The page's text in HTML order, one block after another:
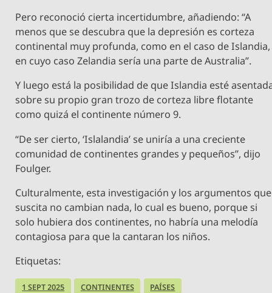
Pero reconoció cierta incertidumbre, añadiendo: “A
menos que se descubra que la depresión es corteza
continental muy profunda, como en el caso de Islandia,
en cuyo caso Zelandia sería una parte de Australia”.
Y luego está la posibilidad de que Islandia esté
sobre su propio gran trozo de corteza libre flotante
como quizá el continente número 9.
“De ser cierto, ‘Islalandia’ se uniría a una creciente
comunidad de continentes grandes y pequeños”, dijo
Foulger.
Culturalmente, esta investigación y los argumentos que
suscita no cambian nada, lo cual es bueno, porque si
solo hubiera dos continentes, no habría una melodía
contagiosa para que la cantaran los niños.
Etiquetas:
1 SEPT 2025 CONTINENTES PAÍSES